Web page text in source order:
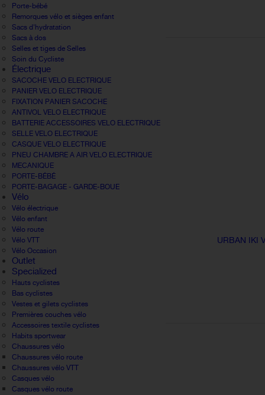
Porte-bébé
Remorques vélo et sièges enfant
Sacs d'hydratation
Sacs à dos
Selles et tiges de Selles
Soin du Cycliste
Électrique
SACOCHE VELO ELECTRIQUE
PANIER VELO ELECTRIQUE
FIXATION PANIER SACOCHE
ANTIVOL VELO ELECTRIQUE
BATTERIE ACCESSOIRES VELO ELECTRIQUE
SELLE VELO ELECTRIQUE
CASQUE VELO ELECTRIQUE
PNEU CHAMBRE A AIR VELO ELECTRIQUE
MECANIQUE
PORTE-BÉBÉ
PORTE-BAGAGE - GARDE-BOUE
Vélo
Vélo électrique
Vélo enfant
Vélo route
Vélo VTT
Vélo Occasion
Outlet
Specialized
Hauts cyclistes
Bas cyclistes
Vestes et gilets cyclistes
Premières couches vélo
Accessoires textile cyclistes
Habits sportwear
Chaussures vélo
Chaussures vélo route
Chaussures vélo VTT
Casques vélo
Casques vélo route
URBAN IKI